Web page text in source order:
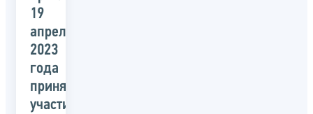
19
апреля
2023
года
принять
участие